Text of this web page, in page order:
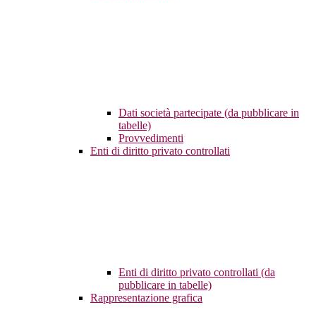
Dati società partecipate (da pubblicare in
tabelle)
Provvedimenti
Enti di diritto privato controllati
Enti di diritto privato controllati (da
pubblicare in tabelle)
Rappresentazione grafica